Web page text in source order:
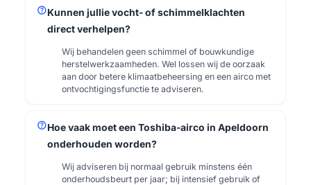
helpKunnen jullie vocht- of schimmelklachten
direct verhelpen?
Wij behandelen geen schimmel of bouwkundige
herstelwerkzaamheden. Wel lossen wij de oorzaak
aan door betere klimaatbeheersing en een airco met
ontvochtigingsfunctie te adviseren.
helpHoe vaak moet een Toshiba-airco in Apeldoorn
onderhouden worden?
Wij adviseren bij normaal gebruik minstens één
onderhoudsbeurt per jaar; bij intensief gebruik of